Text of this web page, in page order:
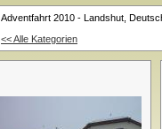
Adventfahrt 2010 - Landshut,
<< Alle Kategorien